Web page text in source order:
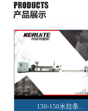
150-150水拉条...